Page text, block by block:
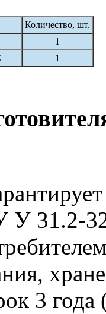
Количество, шт.
1
1
У 31.2-
3 года